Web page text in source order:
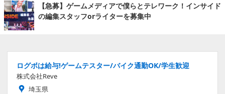
【急募】ゲームメディアで僕らとテレワーク！インサイド
の編集スタッフorライターを募集中
ログボは給与!ゲームテスター/バイク通勤OK/学生歓迎
株式会社Reve
埼玉県